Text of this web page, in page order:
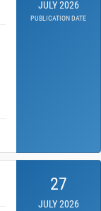
JULY 2026
PUBLICATION DATE
27
JULY 2026